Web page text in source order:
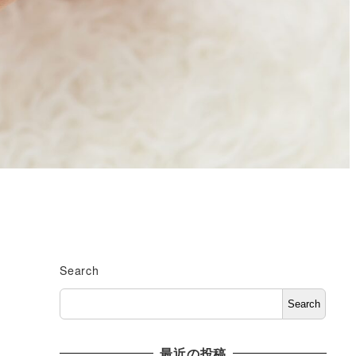
Search
Search